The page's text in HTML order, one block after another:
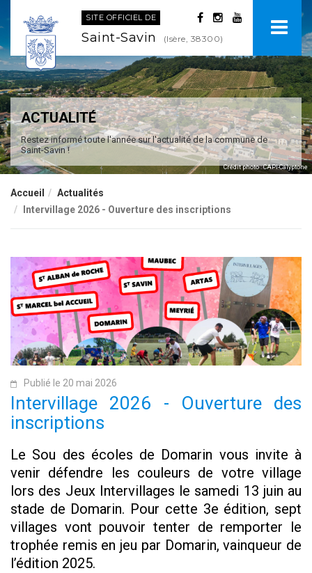
SITE OFFICIEL DE
Saint-Savin (Isère, 38300)
ACTUALITÉ
Restez informé toute l'année sur l'actualité de la commune de
Saint-Savin !
Crédit photo : CAPI-Calyptone
Accueil
Actualités
Intervillage 2026 - Ouverture des inscriptions
Publié le 20 mai 2026
Intervillage 2026 - Ouverture des
inscriptions
Le Sou des écoles de Domarin vous invite à
venir défendre les couleurs de votre village
lors des Jeux Intervillages le samedi 13 juin au
stade de Domarin. Pour cette 3e édition, sept
villages vont pouvoir tenter de remporter le
trophée remis en jeu par Domarin, vainqueur de
l’édition 2025.